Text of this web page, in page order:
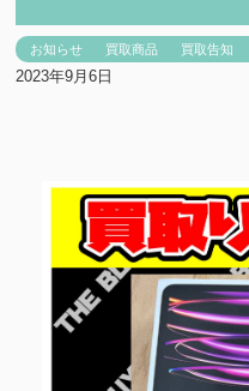
お知らせ 買取商品 買取告知
2023年9月6日